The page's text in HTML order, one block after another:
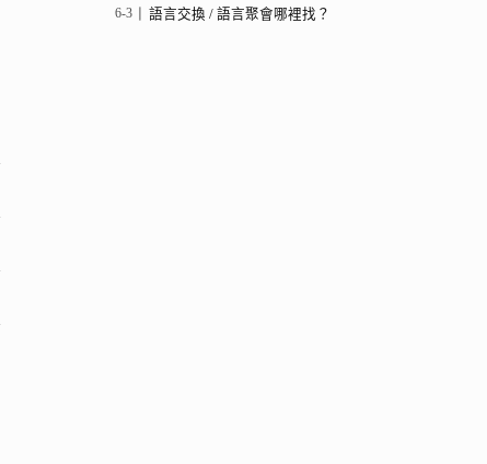
語言交換 / 語言聚會哪裡找？